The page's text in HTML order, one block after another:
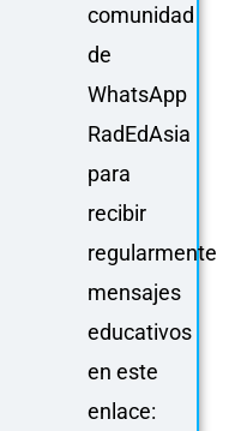
comunidad
de
WhatsApp
RadEdAsia
para
recibir
regularmente
mensajes
educativos
en este
enlace: